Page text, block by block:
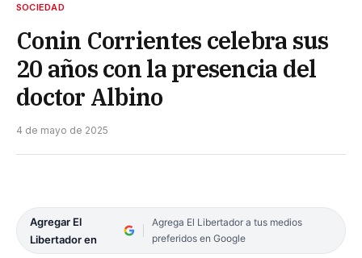
SOCIEDAD
Conin Corrientes celebra sus
20 años con la presencia del
doctor Albino
4 de mayo de 2025
Agregar El
Libertador en
Agrega El Libertador a tus medios
preferidos en Google